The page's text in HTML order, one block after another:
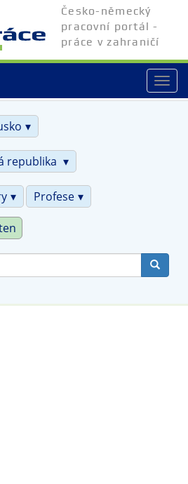
Česko-německý
pracovní portál -
práce v zahraničí
republika
Profese